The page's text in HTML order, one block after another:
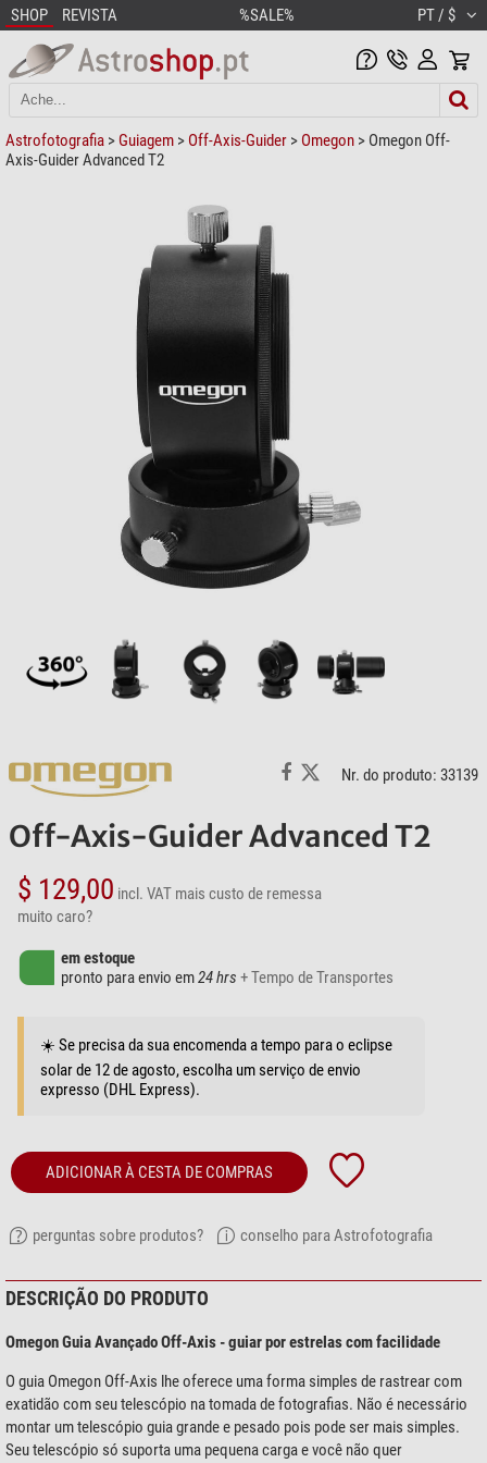
SHOP REVISTA %SALE% PT / $
Astrofotografia > Guiagem > Off-Axis-Guider > Omegon > Omegon Off-
Axis-Guider Advanced T2
Nr. do produto: 33139
Off-Axis-Guider Advanced T2
$ 129,00 incl. VAT mais custo de remessa
muito caro?
em estoque
pronto para envio em24 hrs + Tempo de Transportes
☀️ Se precisa da sua encomenda a tempo para o eclipse
solar de 12 de agosto, escolha um serviço de envio
expresso (DHL Express).
ADICIONAR À CESTA DE COMPRAS
perguntas sobre produtos? conselho para Astrofotografia
DESCRIÇÃO DO PRODUTO
Omegon Guia Avançado Off-Axis - guiar por estrelas com facilidade
O guia Omegon Off-Axis lhe oferece uma forma simples de rastrear com
exatidão com seu telescópio na tomada de fotografias. Não é necessário
montar um telescópio guia grande e pesado pois pode ser mais simples.
Seu telescópio só suporta uma pequena carga e você não quer